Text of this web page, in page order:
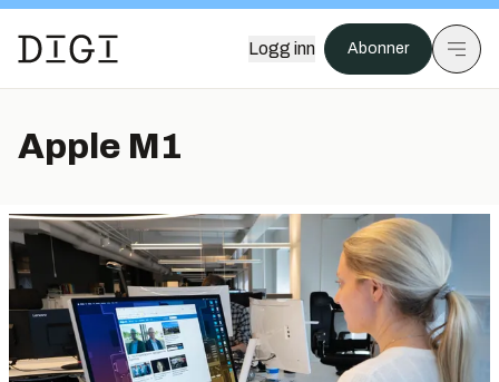
Logg inn Abonner
Apple M1